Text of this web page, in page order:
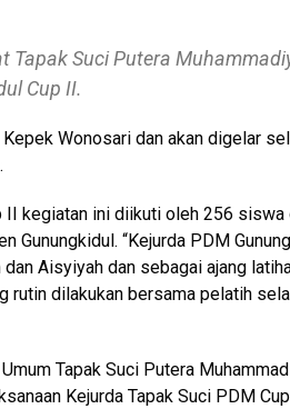
Suci Putera
Cup II.
Wonosari dan akan digelar
II kegiatan ini diikuti oleh 256 siswa
“Kejurda PDM
Aisyiyah dan sebagai ajang
dilakukan bersama pelatih
Tapak Suci Putera
Kejurda Tapak Suci PDM